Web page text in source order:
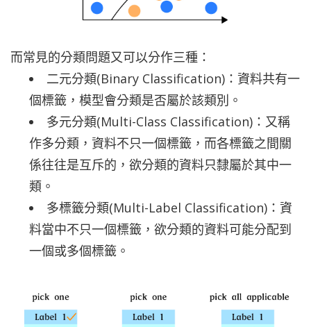
而常見的分類問題又可以分作三種：
二元分類(Binary Classification)：資料共有一
個標籤，模型會分類是否屬於該類別。
多元分類(Multi-Class Classification)：又稱
作多分類，資料不只一個標籤，而各標籤之間關
係往往是互斥的，欲分類的資料只隸屬於其中一
類。
多標籤分類(Multi-Label Classification)：資
料當中不只一個標籤，欲分類的資料可能分配到
一個或多個標籤。